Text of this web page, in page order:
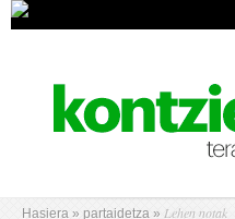
Hasiera » partaidetza » Lehen notak